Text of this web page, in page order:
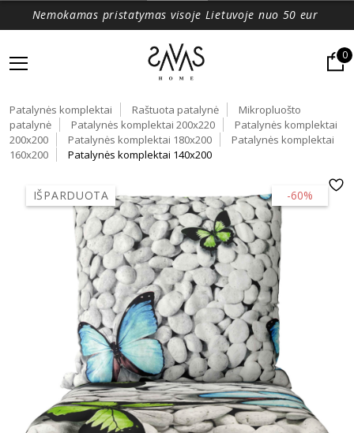
Nemokamas pristatymas visoje Lietuvoje nuo 50 eur
0
Patalynės komplektai Raštuota patalynė
Mikropluošto
patalynė
Patalynės komplektai 200x220
Patalynės komplektai
200x200
Patalynės komplektai 180x200
Patalynės komplektai
160x200
Patalynės komplektai 140x200
-60%
IŠPARDUOTA